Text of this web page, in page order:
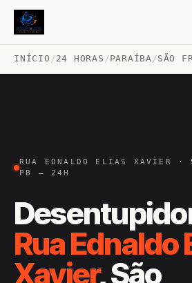
INÍCIO /24 HORAS /PARAÍBA /SÃO
RUA EDNALDO ELIAS XAVIER ·
PB — 24H
Rua Ednaldo
Xavier, São